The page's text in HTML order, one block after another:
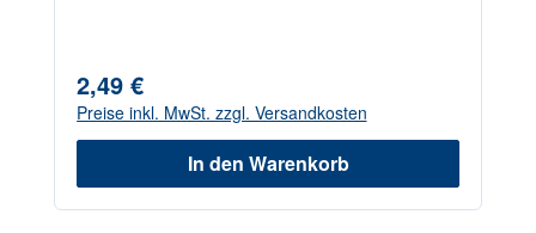
Regulärer Preis:
2,49 €
Preise inkl. MwSt. zzgl. Versandkosten
In den Warenkorb